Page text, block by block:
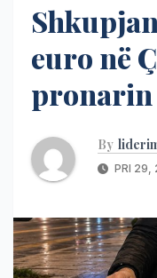
euro në
pronarin
By
PRI 29,